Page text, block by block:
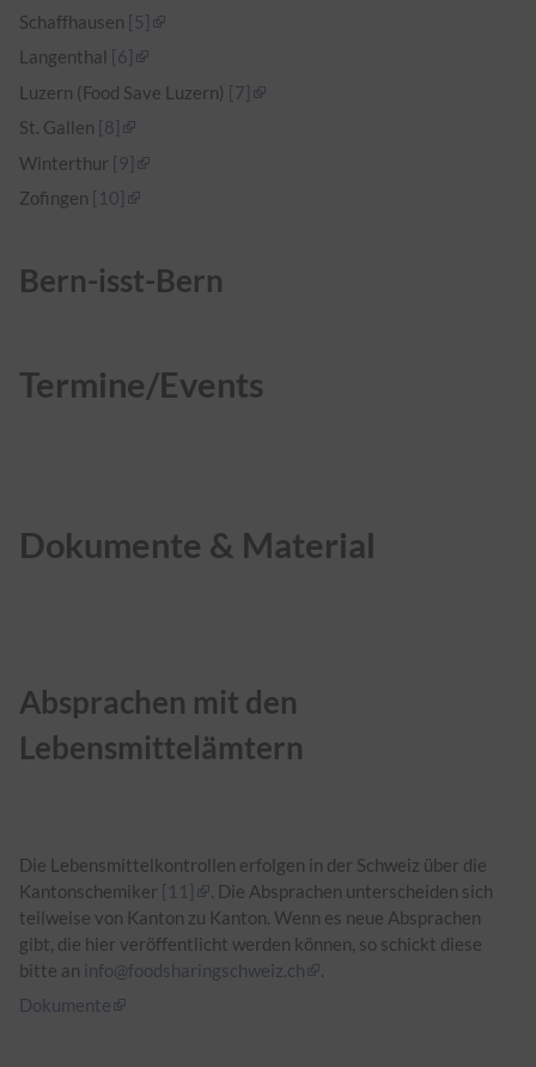
Schaffhausen [5]
Langenthal
[6]
Luzern (Food Save Luzern) [7]
St. Gallen [8]
Winterthur [9]
Zofingen
[10]
Bern-isst-Bern
Termine/Events
Dokumente & Material
Absprachen mit den
Lebensmittelämtern
Die Lebensmittelkontrollen erfolgen in der Schweiz über die
Kantonschemiker [11]
. Die Absprachen unterscheiden sich
teilweise von Kanton zu Kanton. Wenn es neue Absprachen
gibt, die hier veröffentlicht werden können, so schickt diese
bitte an info@foodsharingschweiz.ch
.
Dokumente